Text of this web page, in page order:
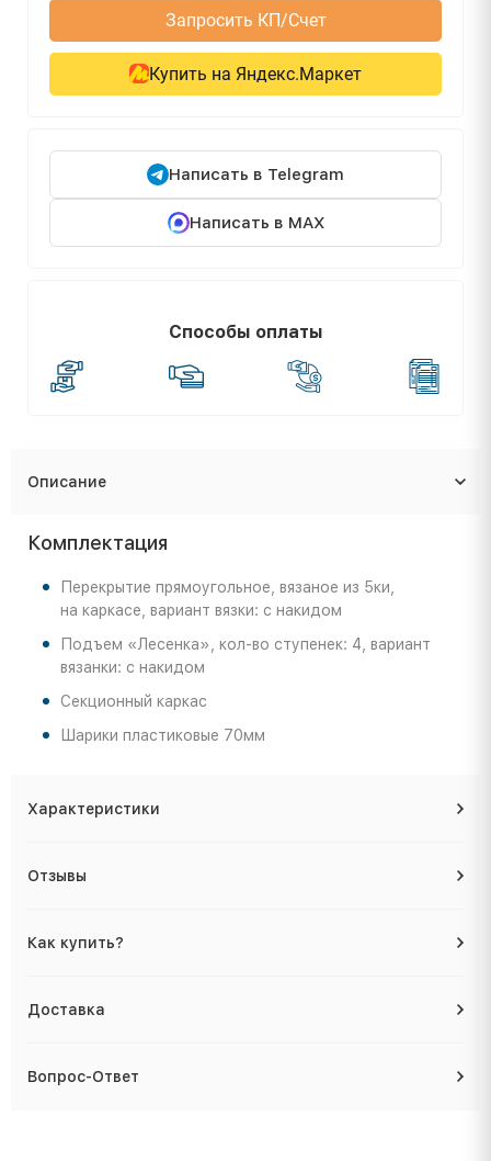
Запросить КП/Счет
Купить на Яндекс.Маркет
Написать в Telegram
Написать в MAX
Способы оплаты
Описание
Комплектация
Перекрытие прямоугольное, вязаное из 5ки,
на каркасе, вариант вязки: с накидом
Подъем «Лесенка», кол-во ступенек: 4, вариант
вязанки: с накидом
Секционный каркас
Шарики пластиковые 70мм
Характеристики
Отзывы
Как купить?
Доставка
Вопрос-Ответ